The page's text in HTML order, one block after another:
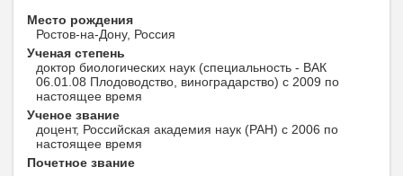
Место рождения
Ростов-на-Дону, Россия
Ученая степень
доктор биологических наук (специальность - ВАК
06.01.08 Плодоводство, виноградарство) с 2009 по
настоящее время
Ученое звание
доцент, Российская академия наук (РАН) с 2006 по
настоящее время
Почетное звание